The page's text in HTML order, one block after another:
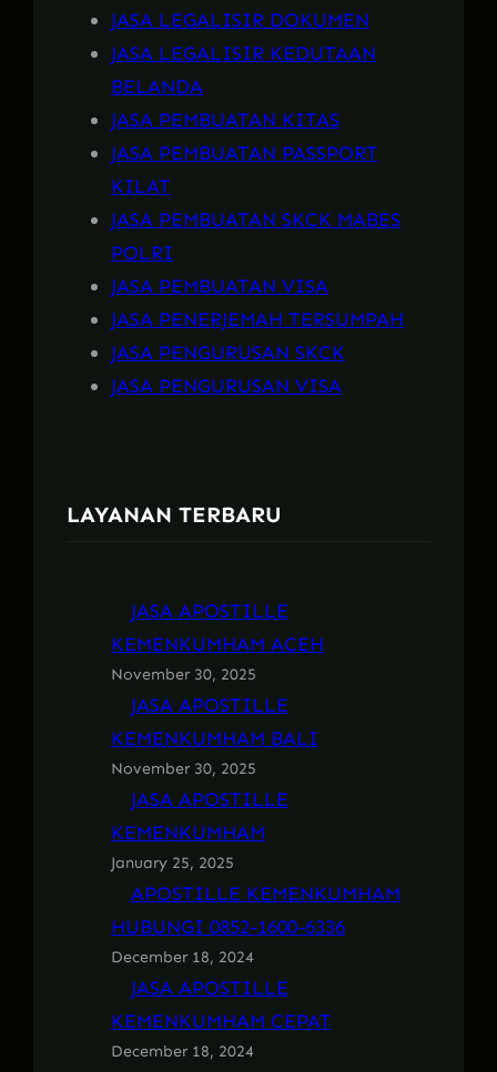
JASA LEGALISIR DOKUMEN
JASA LEGALISIR KEDUTAAN
BELANDA
JASA PEMBUATAN KITAS
JASA PEMBUATAN PASSPORT
KILAT
JASA PEMBUATAN SKCK MABES
POLRI
JASA PEMBUATAN VISA
JASA PENERJEMAH TERSUMPAH
JASA PENGURUSAN SKCK
JASA PENGURUSAN VISA
LAYANAN TERBARU
JASA APOSTILLE
KEMENKUMHAM ACEH
November 30, 2025
JASA APOSTILLE
KEMENKUMHAM BALI
November 30, 2025
JASA APOSTILLE
KEMENKUMHAM
January 25, 2025
APOSTILLE KEMENKUMHAM
HUBUNGI 0852-1600-6336
December 18, 2024
JASA APOSTILLE
KEMENKUMHAM CEPAT
December 18, 2024